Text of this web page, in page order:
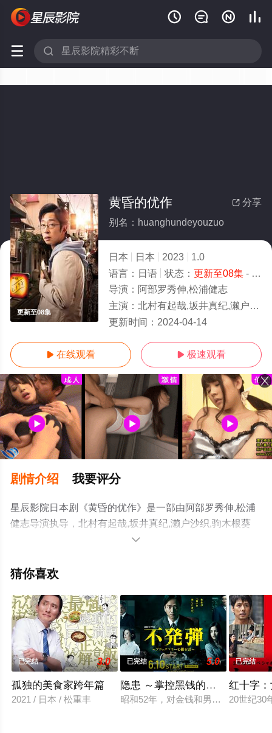
   
 
更新至08集
 分享
黄昏的优作
别名：huanghundeyouzuo
日本 日本 2023
1.0
语言： 日语 状态： 更新至08集- 可以高清免费在线观看
导演： 阿部罗秀伸,松浦健志
主演： 北村有起哉,坂井真纪,濑户沙织,驹木根葵汰,浅田芭路,驹井莲,游井亮子,今野杏南,内田慈,北香那,前田美波里,田畑
更新时间： 2024-04-14
 在线观看  极速观看
剧情介绍 我要评分
星辰影院日本剧《黄昏的优作》是一部由阿部罗秀伸,松浦
健志导演执导，北村有起哉,坂井真纪,濑户沙织,驹木根葵
汰,浅田芭路,驹井莲,游井亮子,今野杏南,内田慈,北香那,前田
高清无删减完整版电视剧全集尽在星辰电影网。

猜你喜欢
已完结 3.0
孤独的美食家跨年篇
2021 / 日本 / 松重丰
已完结 5.0
隐患 ～掌控黑钱的男人～
昭和52年，对金钱和男人都很随意
已完结
红十字
20世纪30